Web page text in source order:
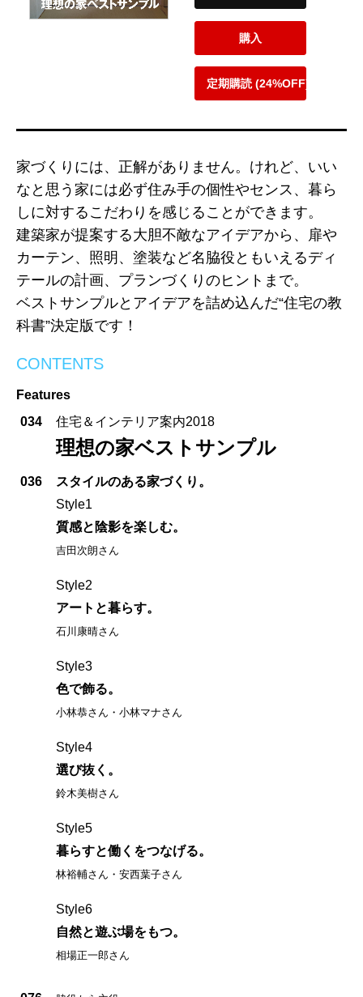
購入
定期購読 (24%OFF)
家づくりには、正解がありません。けれど、いい
なと思う家には必ず住み手の個性やセンス、暮ら
しに対するこだわりを感じることができます。
建築家が提案する大胆不敵なアイデアから、扉や
カーテン、照明、塗装など名脇役ともいえるディ
テールの計画、プランづくりのヒントまで。
ベストサンプルとアイデアを詰め込んだ“住宅の教
科書”決定版です！
CONTENTS
Features
034
住宅＆インテリア案内2018
理想の家ベストサンプル
036
スタイルのある家づくり。
Style1
質感と陰影を楽しむ。
吉田次朗さん
Style2
アートと暮らす。
石川康晴さん
Style3
色で飾る。
小林恭さん・小林マナさん
Style4
選び抜く。
鈴木美樹さん
Style5
暮らすと働くをつなげる。
林裕輔さん・安西葉子さん
Style6
自然と遊ぶ場をもつ。
相場正一郎さん